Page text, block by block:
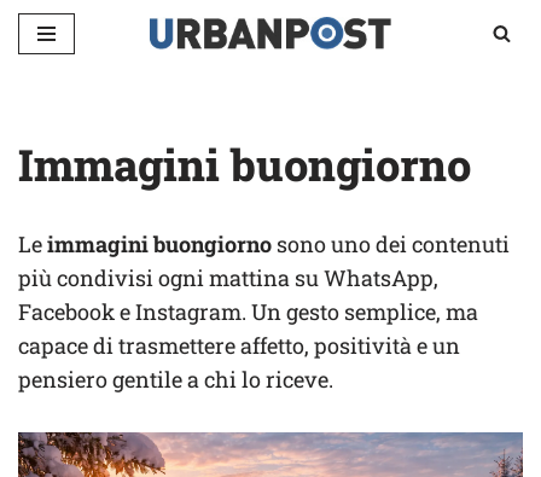
Immagini buongiorno
Leimmagini buongiorno sono uno dei contenuti
più condivisi ogni mattina su WhatsApp,
Facebook e Instagram. Un gesto semplice, ma
capace di trasmettere affetto, positività e un
pensiero gentile a chi lo riceve.